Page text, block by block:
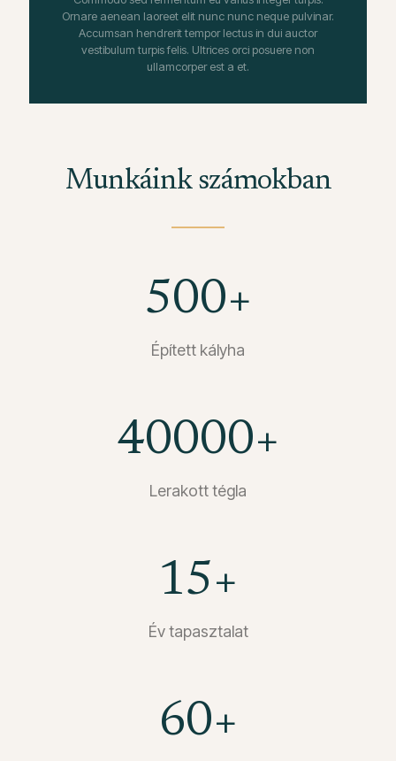
Ornare aenean laoreet elit nunc nunc neque pulvinar.
Accumsan hendrerit tempor lectus in dui auctor
vestibulum turpis felis. Ultrices orci posuere non
ullamcorper est a et.
Munkáink számokban
500+
Épített kályha
40000+
Lerakott tégla
15+
Év tapasztalat
60+